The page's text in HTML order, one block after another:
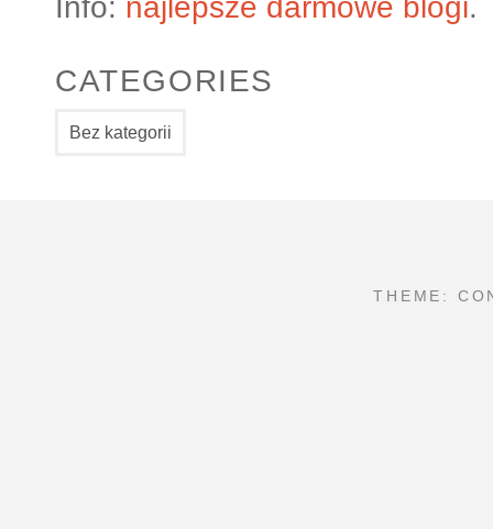
Info: najlepsze darmowe blogi.
CATEGORIES
Bez kategorii
THEME: